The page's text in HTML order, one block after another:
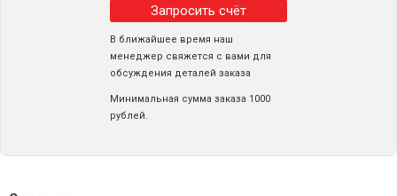
Запросить счёт
В ближайшее время наш
менеджер свяжется с вами для
обсуждения деталей заказа
Минимальная сумма заказа 1000
рублей.